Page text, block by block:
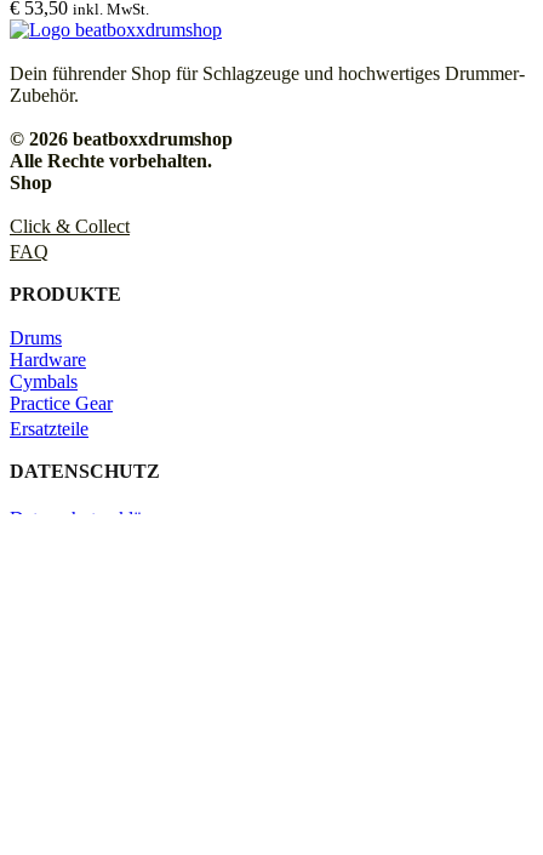
€ 53,50 inkl. MwSt.
Dein führender Shop für Schlagzeuge und hochwertiges Drummer-
Zubehör.
© 2026 beatboxxdrumshop
Alle Rechte vorbehalten.
Shop
Click & Collect
FAQ
PRODUKTE
Drums
Hardware
Cymbals
Practice Gear
Ersatzteile
DATENSCHUTZ
Datenschutzerklärung